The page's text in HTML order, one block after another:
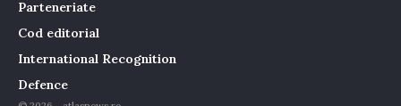
Parteneriate
Cod editorial
International Recognition
Defence